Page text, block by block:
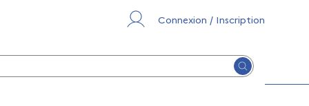
Connexion / Inscription
Lancer la